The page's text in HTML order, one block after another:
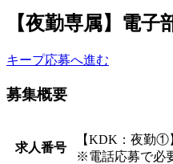
【夜勤専属】電子
キープ応募へ進む
募集概要
求人番号
【KDK：夜勤①
※電話応募で必